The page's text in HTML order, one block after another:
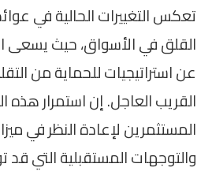
تعكس التغييرات الحالية في
القلق في الأسواق، حيث يسعى
عن استراتيجيات للحماية من
القريب العاجل. إن استمرار هذه
المستثمرين لإعادة النظر في
والتوجهات المستقبلية التي قد